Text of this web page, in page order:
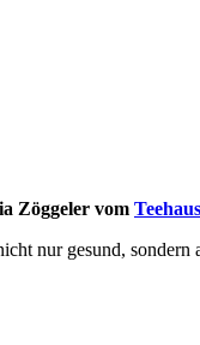
Zöggeler vom
nur gesund, sondern